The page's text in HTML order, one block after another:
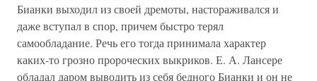
Бианки выходил из своей дремоты, настораживался и
даже вступал в спор, причем быстро терял
самообладание. Речь его тогда принимала характер
каких-то грозно пророческих выкриков. Е. А. Лансере
обладал даром выводить из себя бедного Бианки и он не